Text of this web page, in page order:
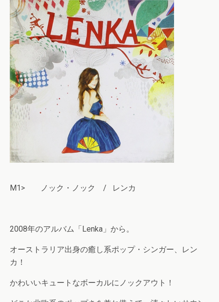
M1> ノック・ノック / レンカ
2008年のアルバム「Lenka」から。
オーストラリア出身の癒し系ポップ・シンガー、レン
カ！
かわいいキュートなボーカルにノックアウト！